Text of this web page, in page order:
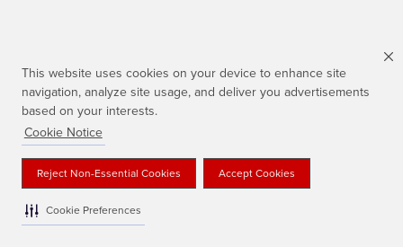
This website uses cookies on your device to enhance site
navigation, analyze site usage, and deliver you advertisements
based on your interests.
Cookie Notice
Reject Non-Essential Cookies Accept Cookies
Cookie Preferences